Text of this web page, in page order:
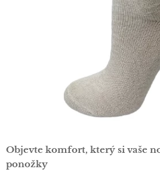
Objevte komfort, který si vaše
ponožky